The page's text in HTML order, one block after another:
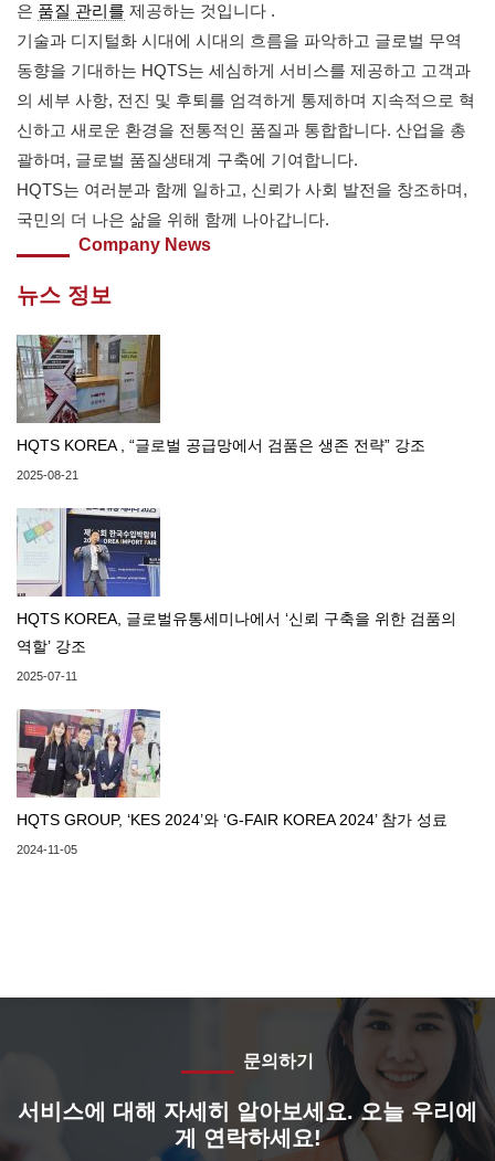
은 품질 관리를 제공하는 것입니다 .
기술과 디지털화 시대에 시대의 흐름을 파악하고 글로벌 무역
동향을 기대하는 HQTS는 세심하게 서비스를 제공하고 고객과
의 세부 사항, 전진 및 후퇴를 엄격하게 통제하며 지속적으로 혁
신하고 새로운 환경을 전통적인 품질과 통합합니다. 산업을 총
괄하며, 글로벌 품질생태계 구축에 기여합니다.
HQTS는 여러분과 함께 일하고, 신뢰가 사회 발전을 창조하며,
국민의 더 나은 삶을 위해 함께 나아갑니다.
Company News
뉴스 정보
HQTS KOREA , “글로벌 공급망에서 검품은 생존 전략” 강조
2025-08-21
HQTS KOREA, 글로벌유통세미나에서 ‘신뢰 구축을 위한 검품의
역할’ 강조
2025-07-11
HQTS GROUP, ‘KES 2024’와 ‘G-FAIR KOREA 2024’ 참가 성료
2024-11-05
문의하기
서비스에 대해 자세히 알아보세요. 오늘 우리에
게 연락하세요!